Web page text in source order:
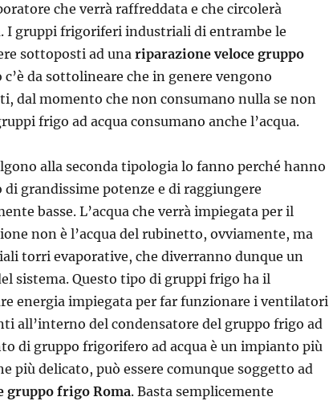
che verrà raffreddata e che circolerà
I gruppi frigoriferi industriali di entrambe le
sottoposti ad una riparazione veloce gruppo
da sottolineare che in genere vengono
dal momento che non consumano nulla se non
frigo ad acqua consumano anche l’acqua.
alla seconda tipologia lo fanno perché hanno
grandissime potenze e di raggiungere
basse. L’acqua che verrà impiegata per il
non è l’acqua del rubinetto, ovviamente, ma
torri evaporative, che diverranno dunque un
sistema. Questo tipo di gruppi frigo ha il
energia impiegata per far funzionare i ventilatori
all’interno del condensatore del gruppo frigo ad
di gruppo frigorifero ad acqua è un impianto più
più delicato, può essere comunque soggetto ad
gruppo frigo Roma. Basta semplicemente